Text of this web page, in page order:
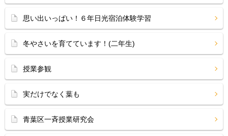
思い出いっぱい！６年日光宿泊体験学習
冬やさいを育てています！(二年生)
授業参観
実だけでなく葉も
青葉区一斉授業研究会